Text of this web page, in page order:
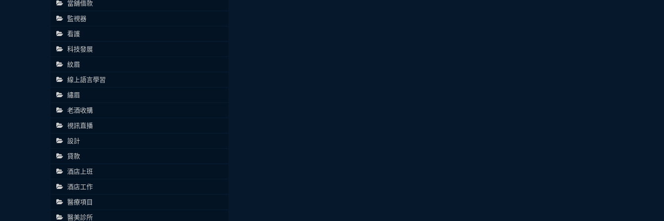
當舖借款
監視器
看護
科技發展
紋眉
線上語言學習
繡眉
老酒收購
視訊直播
設計
貸款
酒店上班
酒店工作
醫療項目
醫美診所